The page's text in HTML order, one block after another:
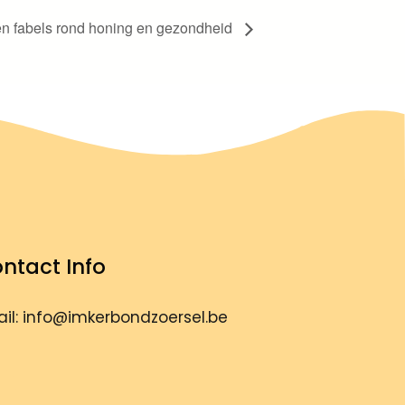
fabels rond honing en gezondheid
Info
info@imkerbondzoersel.be